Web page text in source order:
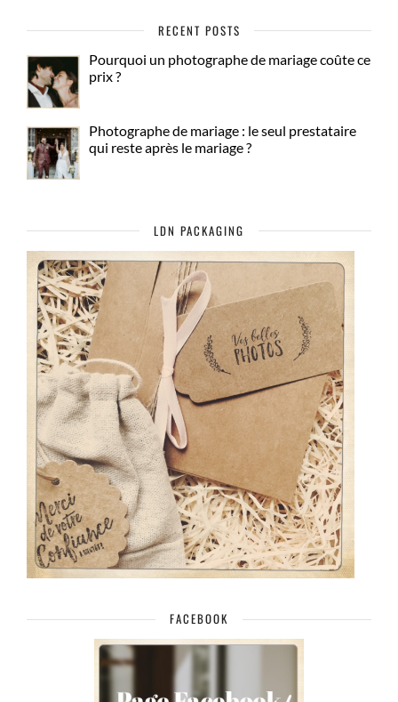
RECENT POSTS
Pourquoi un photographe de mariage coûte ce
prix ?
Photographe de mariage : le seul prestataire
qui reste après le mariage ?
LDN PACKAGING
FACEBOOK